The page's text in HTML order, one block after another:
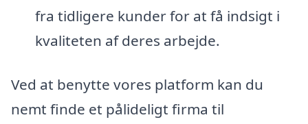
fra tidligere kunder for at få indsigt i
kvaliteten af deres arbejde.
Ved at benytte vores platform kan du
nemt finde et pålideligt firma til